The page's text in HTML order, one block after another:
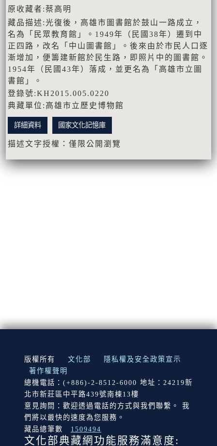
原收藏者:蔡高明
藏品描述:光復後，高雄市圖書館於鼓山一路成立，
名為「民眾教育館」。1949年（民國38年）遷到中
正四路，改名「中山圖書館」。後來由於市民人口逐
漸增加，便籌建新館於民生路，即照片中的圖書館。
1954年（民國43年）落成，並更名為「高雄市立圖
書館」。
登錄號:KH2015.005.0220
典藏單位:高雄市立歷史博物館
詳細資料 國家文化記憶庫
描述文字授權：僅限公開瀏覽
:::
版權所有 文化部
隱私權及安全政策宣示
著作權聲明
總機電話：(+886)-2-8512-6000 地址：24219新
北市新莊區中平路439號南棟13樓
意見詢問：歡迎透過電話的方式與我們聯繫。 我
們將以最快的速度為您服務。
藏品總筆數
1509494
文化部典藏網功能服務滿意度: